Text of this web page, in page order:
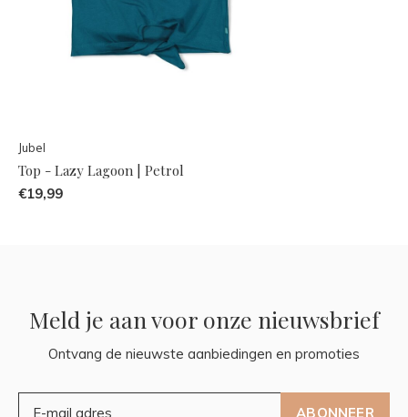
Jubel
Top - Lazy Lagoon | Petrol
€19,99
Meld je aan voor onze nieuwsbrief
Ontvang de nieuwste aanbiedingen en promoties
ABONNEER